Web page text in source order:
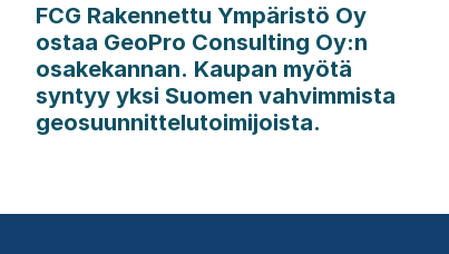
FCG Rakennettu Ympäristö Oy
ostaa GeoPro Consulting Oy:n
osakekannan. Kaupan myötä
syntyy yksi Suomen vahvimmista
geosuunnittelutoimijoista.